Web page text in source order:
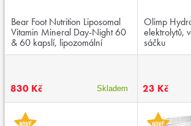
Bear Foot Nutrition Liposomal
Vitamin Mineral Day-Night 60
& 60 kapslí, lipozomální
multivitamín s minerály
830 Kč Skladem
Olimp
elektrolytů,
sáčku
23 Kč